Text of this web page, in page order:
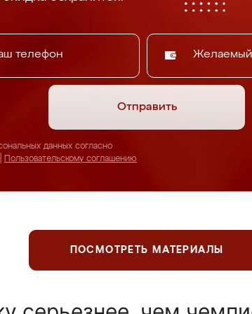
Отправить
данных согласно
Пользовательскому соглашению
ПОСМОТРЕТЬ МАТЕРИАЛЫ